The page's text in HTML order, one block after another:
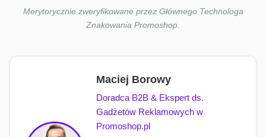
Merytorycznie zweryfikowane przez Głównego Technologa
Znakowania Promoshop.
Maciej Borowy
Doradca B2B & Ekspert ds.
Gadżetów Reklamowych w
Promoshop.pl